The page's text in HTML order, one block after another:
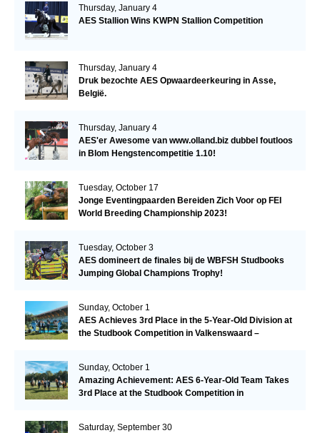
Thursday, January 4
AES Stallion Wins KWPN Stallion Competition
Thursday, January 4
Druk bezochte AES Opwaardeerkeuring in Asse,
België.
Thursday, January 4
AES'er Awesome van www.olland.biz dubbel foutloos
in Blom Hengstencompetitie 1.10!
Tuesday, October 17
Jonge Eventingpaarden Bereiden Zich Voor op FEI
World Breeding Championship 2023!
Tuesday, October 3
AES domineert de finales bij de WBFSH Studbooks
Jumping Global Champions Trophy!
Sunday, October 1
AES Achieves 3rd Place in the 5-Year-Old Division at
the Studbook Competition in Valkenswaard –
Sunday, October 1
Amazing Achievement: AES 6-Year-Old Team Takes
3rd Place at the Studbook Competition in
Saturday, September 30